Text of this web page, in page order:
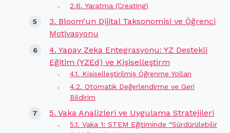
2.6. Yaratma (Creating)
3. Bloom’un Dijital Taksonomisi ve Öğrenci
Motivasyonu
4. Yapay Zeka Entegrasyonu: YZ Destekli
Eğitim (YZEd) ve Kişiselleştirm
4.1. Kişiselleştirilmiş Öğrenme Yolları
4.2. Otomatik Değerlendirme ve Geri
Bildirim
5. Vaka Analizleri ve Uygulama Stratejileri
5.1. Vaka 1: STEM Eğitiminde “Sürdürülebilir